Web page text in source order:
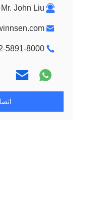
Mr. John Liu
5891-8000